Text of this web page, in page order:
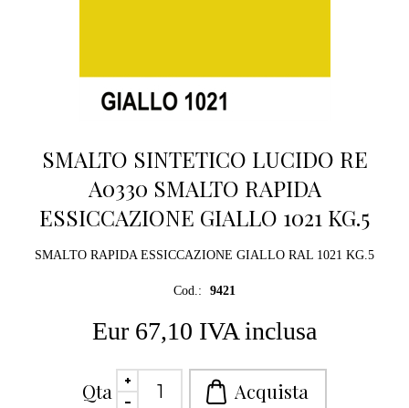
SMALTO SINTETICO LUCIDO RE
A0330 SMALTO RAPIDA
ESSICCAZIONE GIALLO 1021 KG.5
SMALTO RAPIDA ESSICCAZIONE GIALLO RAL 1021 KG.5
Cod.: 9421
Eur 67,10 IVA inclusa
Qta